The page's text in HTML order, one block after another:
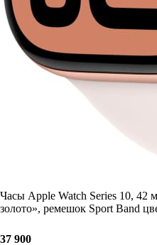
Часы Apple Watch Series 10, 42
золото», ремешок Sport Band
37 900